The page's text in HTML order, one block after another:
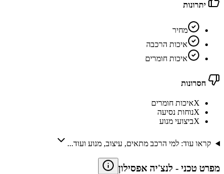
יתרונות
מחיר
איכות הרכבה
איכות חומרים
חסרונות
Xאיכות חומרים
Xנוחות נסיעה
Xביצועי מנוע
קראו עוד: למי הרכב מתאים, עיצוב, מנוע ועוד...
מפרט טכני - לנצ'יה אפסילון